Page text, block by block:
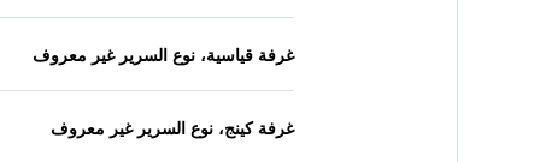
غرفة قياسية، نوع السرير غير معروف
غرفة كينج، نوع السرير غير معروف